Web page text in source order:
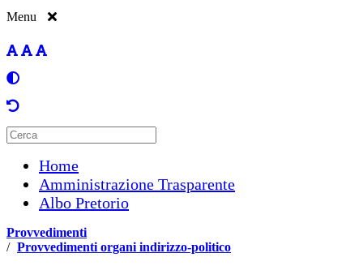
Menu
Home
Amministrazione Trasparente
Albo Pretorio
Provvedimenti
/ Provvedimenti organi indirizzo-politico